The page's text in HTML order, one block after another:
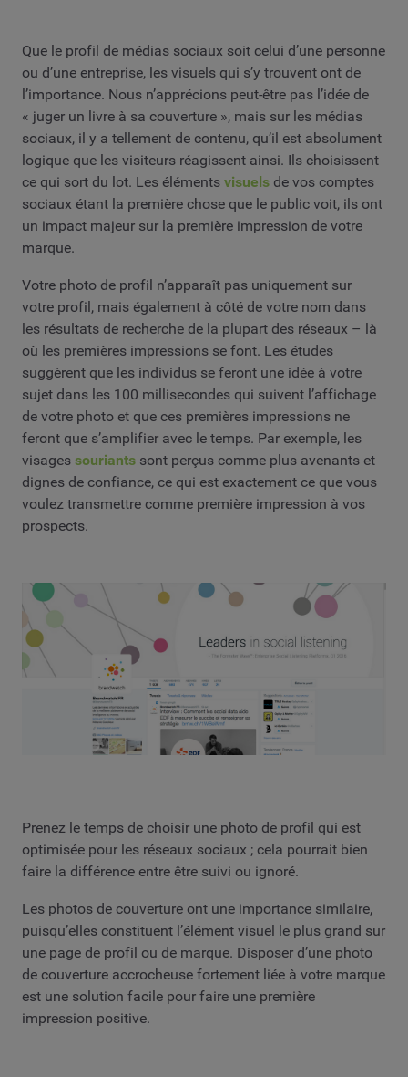
Que le profil de médias sociaux soit celui d’une personne
ou d’une entreprise, les visuels qui s’y trouvent ont de
l’importance. Nous n’apprécions peut-être pas l’idée de
« juger un livre à sa couverture », mais sur les médias
sociaux, il y a tellement de contenu, qu’il est absolument
logique que les visiteurs réagissent ainsi. Ils choisissent
ce qui sort du lot. Les éléments visuels de vos comptes
sociaux étant la première chose que le public voit, ils ont
un impact majeur sur la première impression de votre
marque.
Votre photo de profil n’apparaît pas uniquement sur
votre profil, mais également à côté de votre nom dans
les résultats de recherche de la plupart des réseaux – là
où les premières impressions se font. Les études
suggèrent que les individus se feront une idée à votre
sujet dans les 100 millisecondes qui suivent l’affichage
de votre photo et que ces premières impressions ne
feront que s’amplifier avec le temps. Par exemple, les
visages souriants sont perçus comme plus avenants et
dignes de confiance, ce qui est exactement ce que vous
voulez transmettre comme première impression à vos
prospects.
Prenez le temps de choisir une photo de profil qui est
optimisée pour les réseaux sociaux ; cela pourrait bien
faire la différence entre être suivi ou ignoré.
Les photos de couverture ont une importance similaire,
puisqu’elles constituent l’élément visuel le plus grand sur
une page de profil ou de marque. Disposer d’une photo
de couverture accrocheuse fortement liée à votre marque
est une solution facile pour faire une première
impression positive.